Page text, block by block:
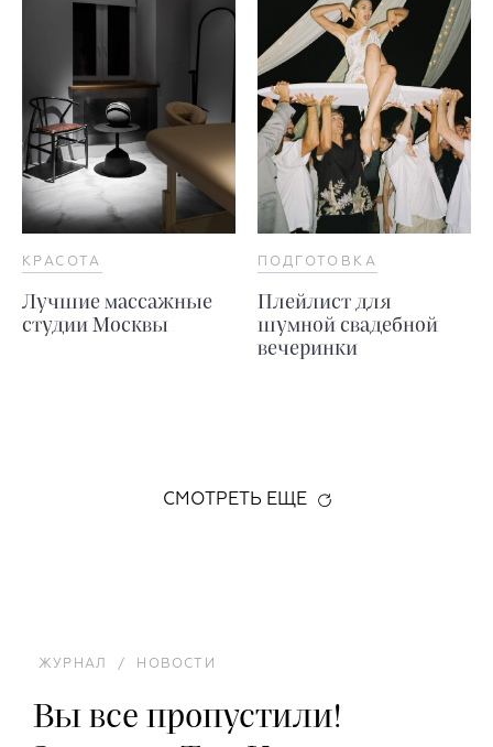
КРАСОТА
Лучшие массажные
студии Москвы
ПОДГОТОВКА
Плейлист для
шумной свадебной
вечеринки
СМОТРЕТЬ ЕЩЕ
ЖУРНАЛ / НОВОСТИ
Вы все пропустили!